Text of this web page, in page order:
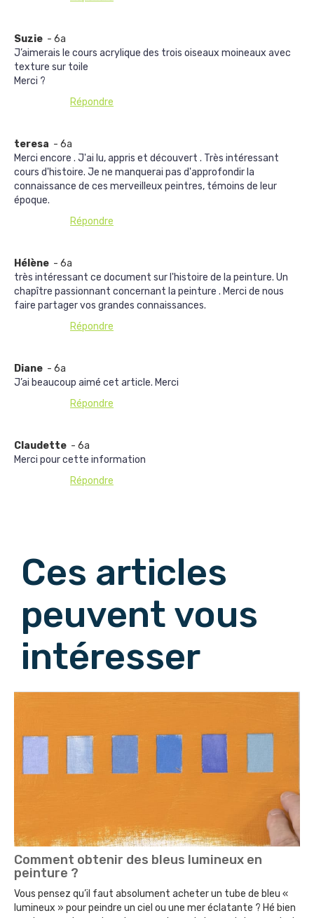
Suzie - 6a
J’aimerais le cours acrylique des trois oiseaux moineaux avec
texture sur toile
Merci ?
Répondre
teresa - 6a
Merci encore . J'ai lu, appris et découvert . Très intéressant
cours d'histoire. Je ne manquerai pas d'approfondir la
connaissance de ces merveilleux peintres, témoins de leur
époque.
Répondre
Hélène - 6a
très intéressant ce document sur l'histoire de la peinture. Un
chapître passionnant concernant la peinture . Merci de nous
faire partager vos grandes connaissances.
Répondre
Diane - 6a
J’ai beaucoup aimé cet article. Merci
Répondre
Claudette - 6a
Merci pour cette information
Répondre
Ces articles
peuvent vous
intéresser
Comment obtenir des bleus lumineux en
peinture ?
Vous pensez qu’il faut absolument acheter un tube de bleu «
lumineux » pour peindre un ciel ou une mer éclatante ? Hé bien